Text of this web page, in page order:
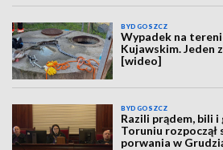
BYDGOSZCZ
Wypadek na
Kujawskim. Jeden
[wideo]
BYDGOSZCZ
Razili prądem, bili
Toruniu rozpoczął
porwania w